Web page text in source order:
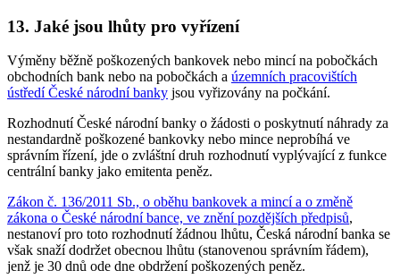
13. Jaké jsou lhůty pro vyřízení
Výměny běžně poškozených bankovek nebo mincí na pobočkách
obchodních bank nebo na pobočkách a územních pracovištích
ústředí České národní banky jsou vyřizovány na počkání.
Rozhodnutí České národní banky o žádosti o poskytnutí náhrady za
nestandardně poškozené bankovky nebo mince neprobíhá ve
správním řízení, jde o zvláštní druh rozhodnutí vyplývající z funkce
centrální banky jako emitenta peněz.
Zákon č. 136/2011 Sb., o oběhu bankovek a mincí a o změně
zákona o České národní bance, ve znění pozdějších předpisů,
nestanoví pro toto rozhodnutí žádnou lhůtu, Česká národní banka se
však snaží dodržet obecnou lhůtu (stanovenou správním řádem),
jenž je 30 dnů ode dne obdržení poškozených peněz.